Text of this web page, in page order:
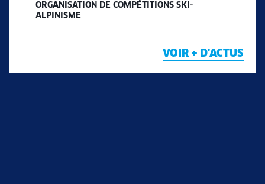
ORGANISATION DE COMPÉTITIONS SKI-
ALPINISME
VOIR + D'ACTUS